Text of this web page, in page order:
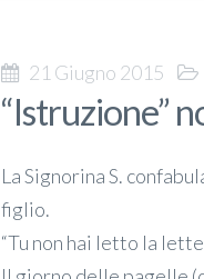
21 Giugno 2015
“Istruzione”
La Signorina S.
figlio.
“Tu non hai letto la